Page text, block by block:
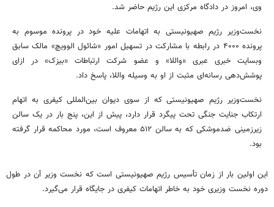
وی، امروز در دادگاه مرکزی این رژیم حاضر شد.
نخست‌وزیر رژیم صهیونیستی به اتهامات علیه خود در پرونده موسوم به
پرونده ۴۰۰۰ در رابطه با مشارکت در تسهیل امور «شائول الوویچ» مالک سابق
وبسایت خبری عبری «واللا» و عضو شرکت ارتباطات «بیزک» در ازای
پوشش‌دهی رسانه‌ای مثبت از او به وسیله واللا، پاسخ داد.
نخست‌وزیر رژیم صهیونیستی که از سوی دیوان بین‌المللی کیفری به اتهام
ارتکاب جنایت جنگی تحت پیگرد قرار دارد، پیش از این، پنج بار در یک سالن
زیرزمینی ضدموشکی که به سالن ۵۱۲ معروف است، مورد محاکمه قرار گرفته
بود.
این اولین بار از زمان تأسیس رژیم صهیونیستی است که نخست وزیر آن در طول
دوره نخست وزیری خود به خاطر اتهامات کیفری در جایگاه قرار می‌گیرد.